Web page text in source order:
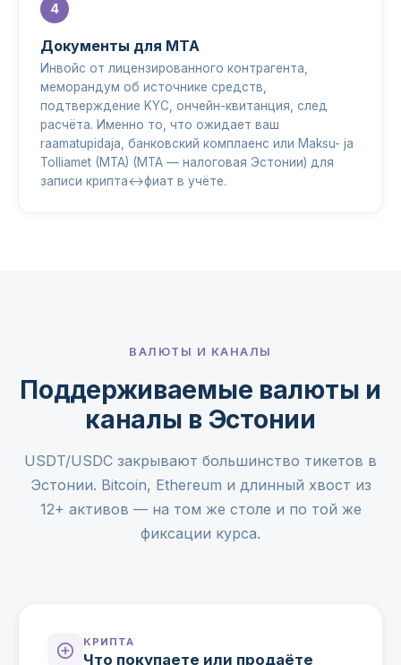
Документы для MTA
Инвойс от лицензированного контрагента,
меморандум об источнике средств,
подтверждение KYC, ончейн-квитанция, след
расчёта. Именно то, что ожидает ваш
raamatupidaja, банковский комплаенс или Maksu- ja
Tolliamet (MTA) (MTA — налоговая Эстонии) для
записи крипта↔фиат в учёте.
ВАЛЮТЫ И КАНАЛЫ
Поддерживаемые валюты и
каналы в Эстонии
USDT/USDC закрывают большинство тикетов в
Эстонии. Bitcoin, Ethereum и длинный хвост из
12+ активов — на том же столе и по той же
фиксации курса.
КРИПТА
Что покупаете или продаёте